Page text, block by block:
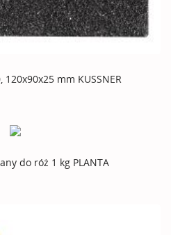
mm KUSSNER
do róż 1 kg PLANTA